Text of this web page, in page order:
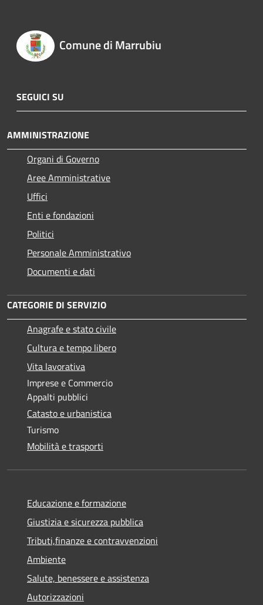
Comune di Marrubiu
SEGUICI SU
AMMINISTRAZIONE
Organi di Governo
Aree Amministrative
Uffici
Enti e fondazioni
Politici
Personale Amministrativo
Documenti e dati
CATEGORIE DI SERVIZIO
Anagrafe e stato civile
Cultura e tempo libero
Vita lavorativa
Imprese e Commercio
Appalti pubblici
Catasto e urbanistica
Turismo
Mobilità e trasporti
Educazione e formazione
Giustizia e sicurezza pubblica
Tributi,finanze e contravvenzioni
Ambiente
Salute, benessere e assistenza
Autorizzazioni